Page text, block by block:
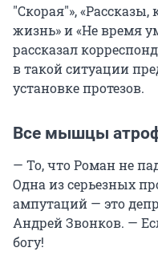
"Скорая"»,
жизнь» и «Не время
рассказал
в такой ситуации
установке протезов.
Все мышцы
— То, что Роман не
Одна из серьезных
ампутаций — это
Андрей Звонков. —
богу!